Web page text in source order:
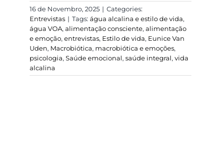
16 de Novembro, 2025 | Categories:
Entrevistas | Tags: água alcalina e estilo de vida,
água VOA, alimentação consciente, alimentação
e emoção, entrevistas, Estilo de vida, Eunice Van
Uden, Macrobiótica, macrobiótica e emoções,
psicologia, Saúde emocional, saúde integral, vida
alcalina